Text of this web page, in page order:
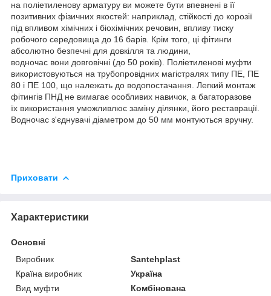
на поліетиленову арматуру ви можете бути впевнені в її
позитивних фізичних якостей: наприклад, стійкості до корозії
під впливом хімічних і біохімічних речовин, впливу тиску
робочого середовища до 16 барів. Крім того, ці фітинги
абсолютно безпечні для довкілля та людини,
водночас вони довговічні (до 50 років). Поліетиленові муфти
використовуються на трубопровідних магістралях типу ПЕ, ПЕ
80 і ПЕ 100, що належать до водопостачання. Легкий монтаж
фітингів ПНД не вимагає особливих навичок, а багаторазове
їх використання уможливлює заміну ділянки, його реставрації.
Водночас з'єднувачі діаметром до 50 мм монтуються вручну.
Приховати
Характеристики
Основні
Виробник
Santehplast
Країна виробник
Україна
Вид муфти
Комбінована